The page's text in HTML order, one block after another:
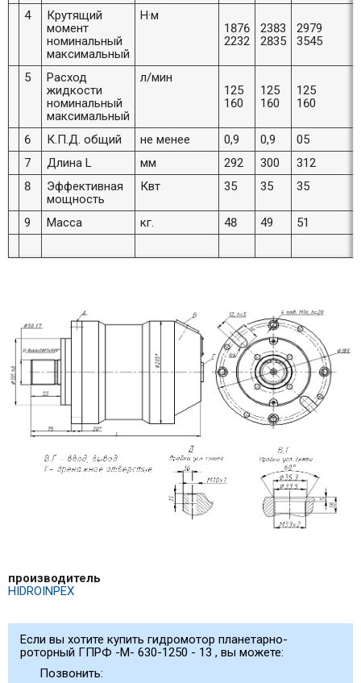
4
Крутящий
момент
номинальный
максимальный
Н·м
1876
2232
2383
2835
2979
3545
5
Расход
жидкости
номинальный
максимальный
л/мин
125
160
125
160
125
160
6 К.П.Д. общий не менее 0,9 0,9 05
7
Длина L мм 292 300 312
8
Эффективная
мощность
Квт 35 35 35
9 Масса кг. 48 49 51
производитель
HIDROINPEX
Если вы хотите купить гидромотор планетарно-
роторный ГПРФ -M- 630-1250 - 13 , вы можете:
Позвонить: